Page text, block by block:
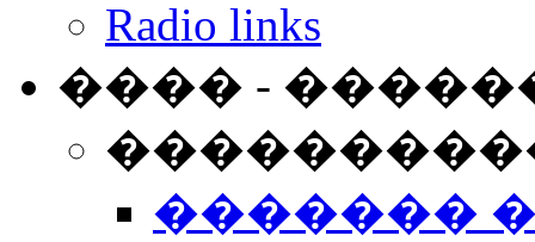
Radio links
���� -
�������